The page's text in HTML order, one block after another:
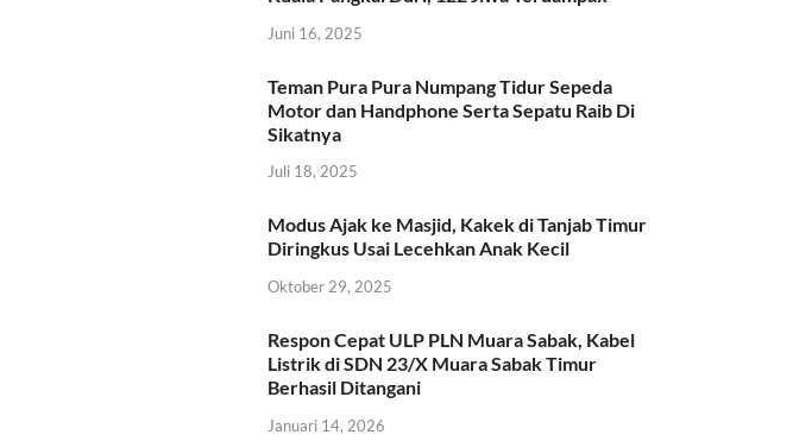
Juni 16, 2025
Teman Pura Pura Numpang Tidur Sepeda
Motor dan Handphone Serta Sepatu Raib Di
Sikatnya
Juli 18, 2025
Modus Ajak ke Masjid, Kakek di Tanjab Timur
Diringkus Usai Lecehkan Anak Kecil
Oktober 29, 2025
Respon Cepat ULP PLN Muara Sabak, Kabel
Listrik di SDN 23/X Muara Sabak Timur
Berhasil Ditangani
Januari 14, 2026